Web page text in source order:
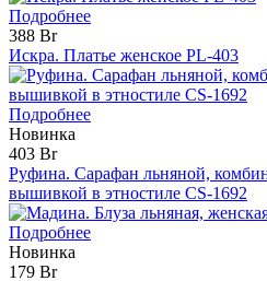
Подробнее
388 Br
Искра. Платье женское PL-403
Подробнее
Новинка
403 Br
Руфина. Сарафан льняной,
вышивкой в этностиле CS-1692
Подробнее
Новинка
179 Br